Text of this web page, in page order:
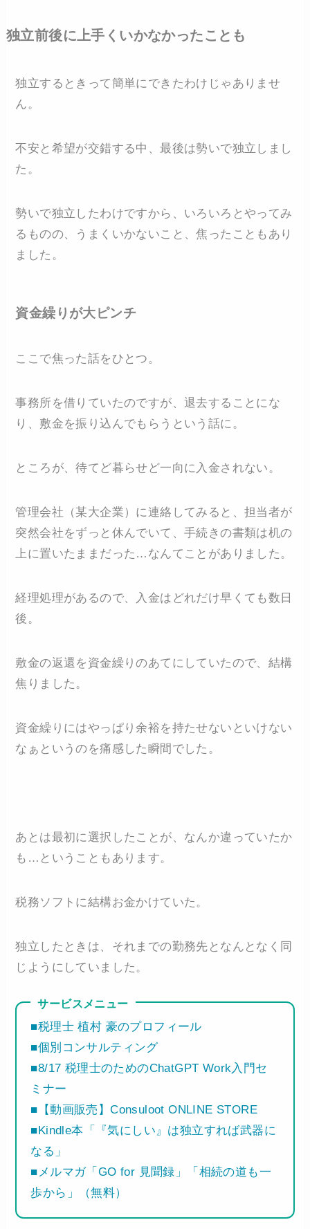
独立前後に上手くいかなかったことも
独立するときって簡単にできたわけじゃありませ
ん。
不安と希望が交錯する中、最後は勢いで独立しまし
た。
勢いで独立したわけですから、いろいろとやってみ
るものの、うまくいかないこと、焦ったこともあり
ました。
資金繰りが大ピンチ
ここで焦った話をひとつ。
事務所を借りていたのですが、退去することにな
り、敷金を振り込んでもらうという話に。
ところが、待てど暮らせど一向に入金されない。
管理会社（某大企業）に連絡してみると、担当者が
突然会社をずっと休んでいて、手続きの書類は机の
上に置いたままだった…なんてことがありました。
経理処理があるので、入金はどれだけ早くても数日
後。
敷金の返還を資金繰りのあてにしていたので、結構
焦りました。
資金繰りにはやっぱり余裕を持たせないといけない
なぁというのを痛感した瞬間でした。
あとは最初に選択したことが、なんか違っていたか
も…ということもあります。
税務ソフトに結構お金かけていた。
独立したときは、それまでの勤務先となんとなく同
じようにしていました。
サービスメニュー
■税理士 植村 豪のプロフィール
■個別コンサルティング
■8/17 税理士のためのChatGPT Work入門セ
ミナー
■【動画販売】Consuloot ONLINE STORE
■Kindle本「『気にしい』は独立すれば武器に
なる」
■メルマガ「GO for 見聞録」「相続の道も一
歩から」（無料）